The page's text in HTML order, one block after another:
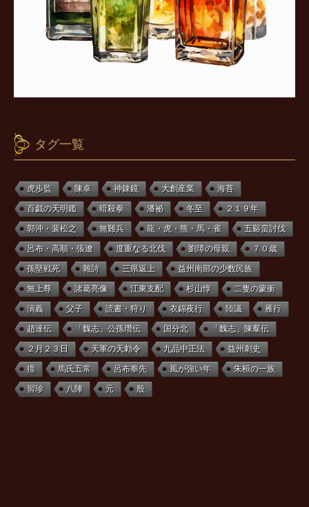
タグ一覧
虎歩監 陳卓 神錬鏡 大創産業 海苔
百戯の天明鑑 暗殺拳 潘祕 冬至 ２１９年
郭沖・裴松之 無難兵 龍・虎・熊・馬・雀 五谿蛮討伐
呂布・高順・張遼 度重なる北伐 劉璋の母親 ７０歳
孫堅戦死 雜詩 三県返上 益州南部の少数民族
無上尊 諸葛亮像 江東支配 杉山惇 二隻の蒙衝
演義 父子 読書・狩り 衣錦夜行 陸議 雁行
趙達伝 「魏志」公孫瓚伝 国分北 「魏志」陳羣伝
２月２３日 天軍の天勅令 九品中正法 益州刺史
揺 馬氏五常 呂布奉先 風が強い年 朱桓の一族
習珍 八陣 元 殷